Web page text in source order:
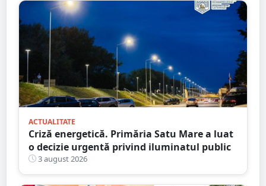
ACTUALITATE
Criză energetică. Primăria Satu Mare a luat
o decizie urgentă privind iluminatul public
3 august 2026